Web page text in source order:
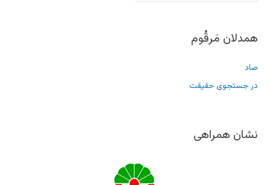
همدلان مَرقُوم
صاد
در جستجوی حقیقت
نشان همراهی